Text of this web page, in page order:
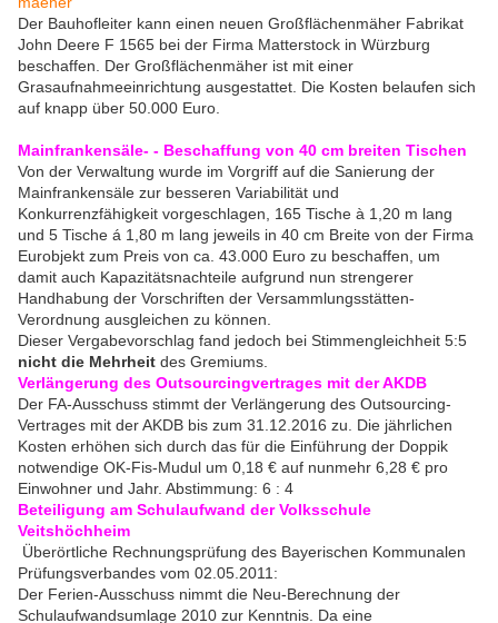
Der Bauhofleiter kann einen neuen Großflächenmäher Fabrikat
John Deere F 1565 bei der Firma Matterstock in Würzburg
beschaffen. Der Großflächenmäher ist mit einer
Grasaufnahmeeinrichtung ausgestattet. Die Kosten belaufen sich
auf knapp über 50.000 Euro.
Mainfrankensäle- - Beschaffung von 40 cm breiten Tischen
Von der Verwaltung wurde im Vorgriff auf die Sanierung der
Mainfrankensäle zur besseren Variabilität und
Konkurrenzfähigkeit vorgeschlagen, 165 Tische à 1,20 m lang
und 5 Tische á 1,80 m lang jeweils in 40 cm Breite von der Firma
Eurobjekt zum Preis von ca. 43.000 Euro zu beschaffen, um
damit auch Kapazitätsnachteile aufgrund nun strengerer
Handhabung der Vorschriften der Versammlungsstätten-
Verordnung ausgleichen zu können.
Dieser Vergabevorschlag fand jedoch bei Stimmengleichheit 5:5
nicht die Mehrheit des Gremiums.
Verlängerung des Outsourcingvertrages mit der AKDB
Der FA-Ausschuss stimmt der Verlängerung des Outsourcing-
Vertrages mit der AKDB bis zum 31.12.2016 zu. Die jährlichen
Kosten erhöhen sich durch das für die Einführung der Doppik
notwendige OK-Fis-Mudul um 0,18 € auf nunmehr 6,28 € pro
Einwohner und Jahr. Abstimmung: 6 : 4
Beteiligung am Schulaufwand der Volksschule
Veitshöchheim
Überörtliche Rechnungsprüfung des Bayerischen Kommunalen
Prüfungsverbandes vom 02.05.2011:
Der Ferien-Ausschuss nimmt die Neu-Berechnung der
Schulaufwandsumlage 2010 zur Kenntnis. Da eine